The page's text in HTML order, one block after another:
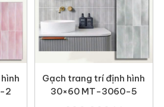
2
Gạch trang trí định hình
30×60 MT-3060-5